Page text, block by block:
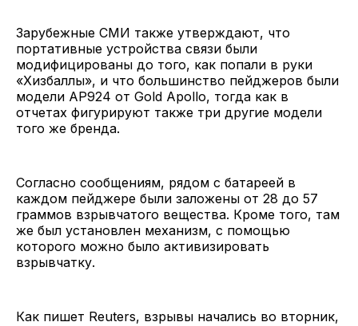
Зарубежные СМИ также утверждают, что
портативные устройства связи были
модифицированы до того, как попали в руки
«Хизбаллы», и что большинство пейджеров были
модели AP924 от Gold Apollo, тогда как в
отчетах фигурируют также три другие модели
того же бренда.
Согласно сообщениям, рядом с батареей в
каждом пейджере были заложены от 28 до 57
граммов взрывчатого вещества. Кроме того, там
же был установлен механизм, с помощью
которого можно было активизировать
взрывчатку.
Как пишет Reuters, взрывы начались во вторник,